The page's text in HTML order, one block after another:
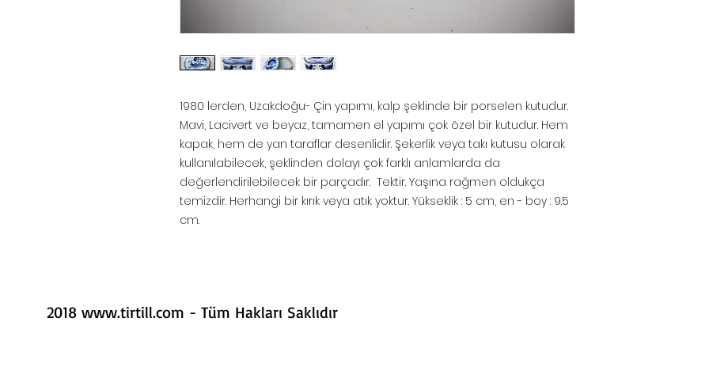
1980 lerden, Uzakdoğu- Çin yapımı, kalp şeklinde bir porselen kutudur.
Mavi, Lacivert ve beyaz, tamamen el yapımı çok özel bir kutudur. Hem
kapak, hem de yan taraflar desenlidir. Şekerlik veya takı kutusu olarak
kullanılabilecek, şeklinden dolayı çok farklı anlamlarda da
değerlendirilebilecek bir parçadır. Tektir. Yaşına rağmen oldukça
temizdir. Herhangi bir kırık veya atık yoktur. Yükseklik : 5 cm, en - boy : 9.5
cm.
2018 www.tirtill.com - Tüm Hakları Saklıdır